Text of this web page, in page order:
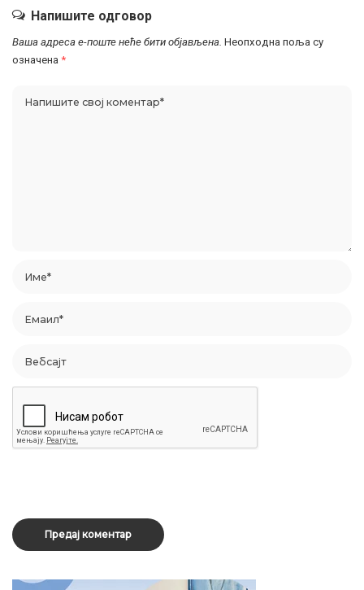
Напишите одговор
Ваша адреса е-поште неће бити објављена. Неопходна поља су
означена *